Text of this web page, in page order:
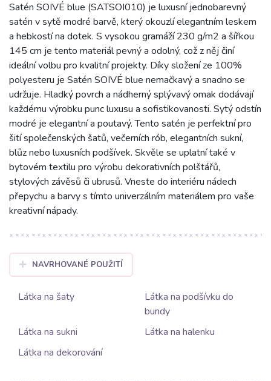
Satén SOIVÉ blue (SATSOI010) je luxusní jednobarevný
satén v sytě modré barvě, který okouzlí elegantním leskem
a hebkostí na dotek. S vysokou gramáží 230 g/m2 a šířkou
145 cm je tento materiál pevný a odolný, což z něj činí
ideální volbu pro kvalitní projekty. Díky složení ze 100%
polyesteru je Satén SOIVÉ blue nemačkavý a snadno se
udržuje. Hladký povrch a nádherný splývavý omak dodávají
každému výrobku punc luxusu a sofistikovanosti. Sytý odstín
modré je elegantní a poutavý. Tento satén je perfektní pro
šití společenských šatů, večerních rób, elegantních sukní,
blůz nebo luxusních podšívek. Skvěle se uplatní také v
bytovém textilu pro výrobu dekorativních polštářů,
stylových závěsů či ubrusů. Vneste do interiéru nádech
přepychu a barvy s tímto univerzálním materiálem pro vaše
kreativní nápady.
NAVRHOVANÉ POUŽITÍ
Látka na šaty
Látka na podšívku do
bundy
Látka na sukni
Látka na halenku
Látka na dekorování